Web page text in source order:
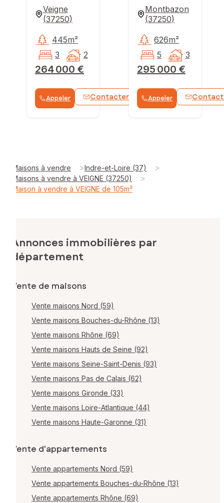
Veigne
(37250)
264 000 €
445m²
3
2
Appeler Contacter WhatsApp
Montbazon
(37250)
295 000 €
626m²
5
3
Appeler
Maisons à vendre >Indre-et-Loire (37) >
Maisons à vendre à VEIGNE (37250) >
Maison à vendre à VEIGNE de 105m²
Annonces immobilières par
département
Vente de maisons
Vente maisons Nord (59)
Vente maisons Bouches-du-Rhône (13)
Vente maisons Rhône (69)
Vente maisons Hauts de Seine (92)
Vente maisons Seine-Saint-Denis (93)
Vente maisons Pas de Calais (62)
Vente maisons Gironde (33)
Vente maisons Loire-Atlantique (44)
Vente maisons Haute-Garonne (31)
Vente d'appartements
Vente appartements Nord (59)
Vente appartements Bouches-du-Rhône (13)
Vente appartements Rhône (69)